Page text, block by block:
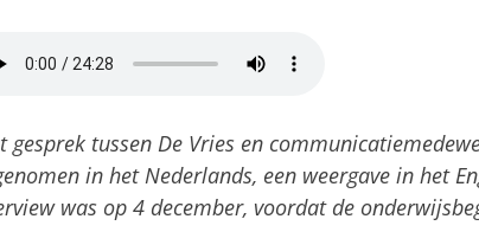
gesprek tussen De Vries en
in het Nederlands, een weergave in het
was op 4 december, voordat de